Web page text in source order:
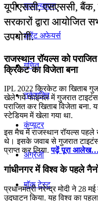
सामान्यज्ञान
करेंट अफेयर्स
गणित
तर्कशक्ति
कंप्यूटर
अंग्रेजी
मॉक टेस्ट
यूपीएससी, एसएससी,
सरकारों द्वारा आयोजित
उपयोगी.
राजस्थान रॉयल्स को
क्रिकेट का विजेता बना
IPL 2022 क्रिकेट का खिताब
खेले गये फाइनल में गुजरात
पराजित कर खिताब विजेता बना.
स्टेडियम में खेला गया था.
इस मैच में राजस्थान रॉयल्स
थे। इसके जवाब से गुजरात
प्राप्त कर लिया.पढ़ें पूरा
गांधीनगर में विश्‍व के पहले
प्रधानमंत्री नरेन्‍द्र मोदी ने 28
उद्घाटन किया. यह विश्‍व का